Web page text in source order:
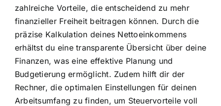
zahlreiche Vorteile, die entscheidend zu mehr
finanzieller Freiheit beitragen können. Durch die
präzise Kalkulation deines Nettoeinkommens
erhältst du eine transparente Übersicht über deine
Finanzen, was eine effektive Planung und
Budgetierung ermöglicht. Zudem hilft dir der
Rechner, die optimalen Einstellungen für deinen
Arbeitsumfang zu finden, um Steuervorteile voll